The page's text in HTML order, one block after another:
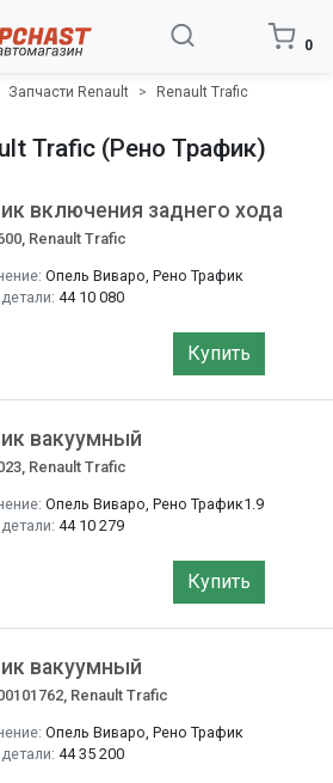
0
Запчасти Renault
Renault Trafic
Trafic (Рено Трафик)
включения заднего хода
Renault Trafic
Опель Виваро, Рено Трафик
44 10 080
Купить
вакуумный
Renault Trafic
Опель Виваро, Рено Трафик1.9
44 10 279
Купить
вакуумный
Renault Trafic
Опель Виваро, Рено Трафик
44 35 200